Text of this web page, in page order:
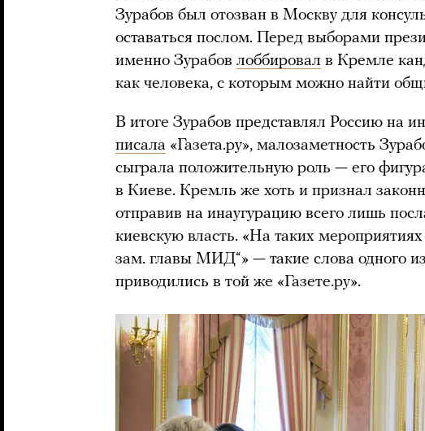
Зурабов был отозван в Москву для
оставаться послом. Перед выборами
именно Зурабов лоббировал в Кремле
как человека, с которым можно найти
В итоге Зурабов представлял Россию на
писала «Газета.ру», малозаметность
сыграла положительную роль — его
в Киеве. Кремль же хоть и признал
отправив на инаугурацию всего лишь
киевскую власть. «На таких
зам. главы МИД“» — такие слова одного
приводились в той же «Газете.ру».